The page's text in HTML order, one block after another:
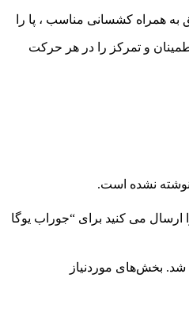
همراه کشسانی مناسب ، پا را
و تمرکز را در هر حرکت
نشده است.
ارسال می کنید برای “جوراب یوگا
شد. بخش‌های موردنیاز